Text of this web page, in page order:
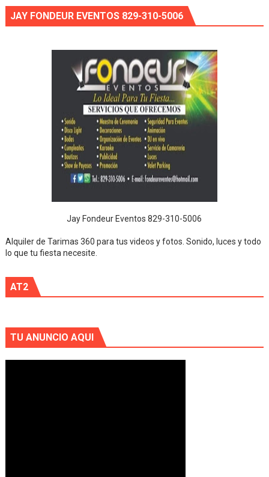
JAY FONDEUR EVENTOS 829-310-5006
Jay Fondeur Eventos 829-310-5006
Alquiler de Tarimas 360 para tus videos y fotos. Sonido, luces y todo
lo que tu fiesta necesite.
AT2
TU ANUNCIO AQUI